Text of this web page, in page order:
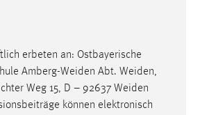
erbeten an: Ostbayerische
Amberg-Weiden Abt. Weiden,
Weg 15, D – 92637 Weiden
können elektronisch